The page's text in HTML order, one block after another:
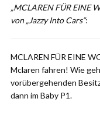
„MCLAREN FÜR EINE
von „Jazzy Into Cars“:
MCLAREN FÜR EINE
Mclaren fahren! Wie
vorübergehenden
dann im Baby P1.